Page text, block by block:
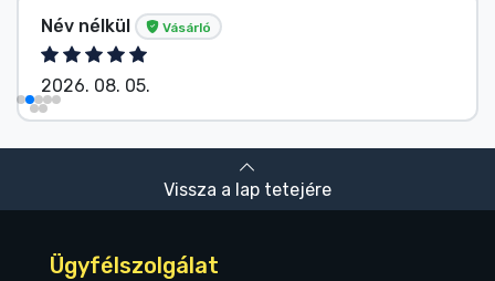
Név nélkül Vásárló
2026. 08. 05.
Vissza a lap tetejére
Ügyfélszolgálat